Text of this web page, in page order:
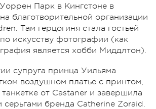
Парк в Кингстоне в
благотворительной организации
Там герцогиня стала гостьей
искусству фотографии (как
является хобби Миддлтон).
супруга принца Уильяма
воздушном платье с принтом,
от Castaner и завершила
бренда Catherine Zoraid.